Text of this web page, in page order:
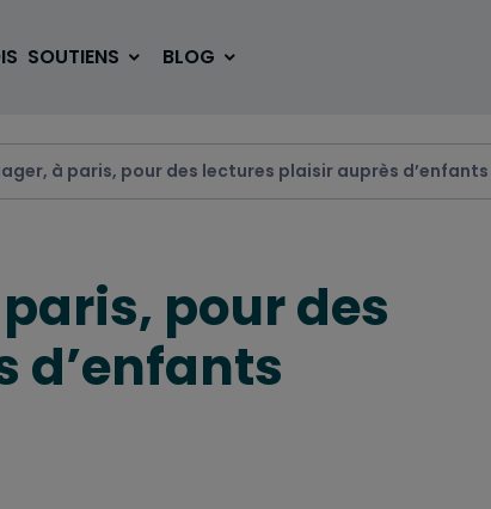
SOUTIENS BLOG
à paris, pour des lectures plaisir auprès d’enfants
pour des
d’enfants